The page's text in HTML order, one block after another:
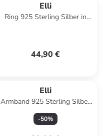
Elli
Ring 925 Sterling Silber in
44,90 €
Elli
Armband 925 Sterling Silber
in Gold
-50%